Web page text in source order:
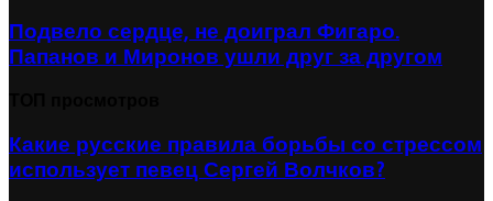
Подвело сердце, не доиграл Фигаро.
Папанов и Миронов ушли друг за другом
Какие русские правила борьбы со стрессом
использует певец Сергей Волчков?